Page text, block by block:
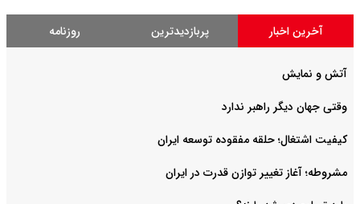
آخرین اخبار پربازدیدترین روزنامه
آتش و نمایش
وقتی جهان دیگر راهبر ندارد
کیفیت اشتغال؛ حلقه مفقوده توسعه ایران
مشروطه؛ آغاز تغییر توازن قدرت در ایران